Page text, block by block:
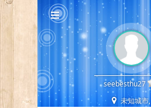
seebesthu27
未知城市,